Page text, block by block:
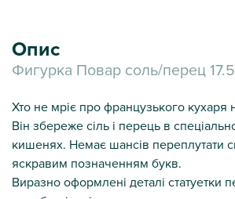
Опис
Фигурка Повар соль/перец
Хто не мріє про французького кухаря
Він збереже сіль і перець в
кишенях. Немає шансів переплутати
яскравим позначенням букв.
Виразно оформлені деталі статуетки